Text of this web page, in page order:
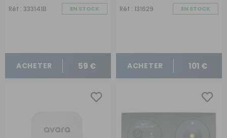
Réf : 333141B EN STOCK
ACHETER 59 €
Réf : 131629 EN STOCK
ACHETER 101 €